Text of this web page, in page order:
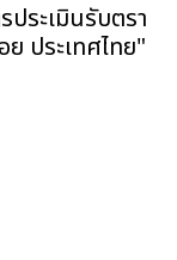
ประเมินรับตรา
ประเทศไทย"